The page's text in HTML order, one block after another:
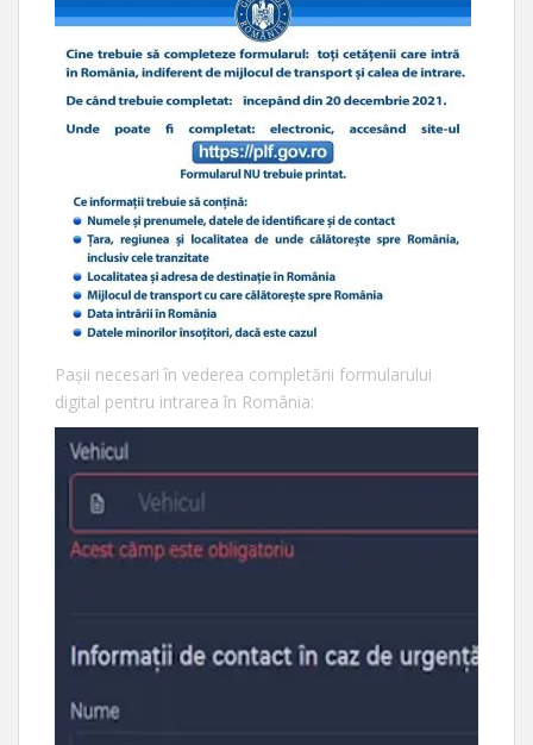
Pașii necesari în vederea completării formularului
digital pentru intrarea în România: